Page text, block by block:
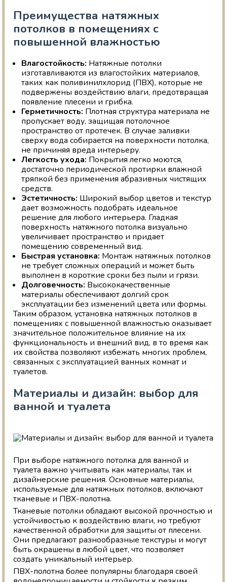
Преимущества натяжных
потолков в помещениях с
повышенной влажностью
Влагостойкость: Натяжные потолки
изготавливаются из влагостойких материалов,
таких как поливинилхлорид (ПВХ), которые не
подвержены воздействию влаги, предотвращая
появление плесени и грибка.
Герметичность: Плотная структура материала не
пропускает воду, защищая потолочное
пространство от протечек. В случае заливки
сверху вода собирается на поверхности потолка,
не причиняя вреда интерьеру.
Легкость ухода: Покрытия легко моются,
достаточно периодической протирки влажной
тряпкой без применения абразивных чистящих
средств.
Эстетичность: Широкий выбор цветов и текстур
дает возможность подобрать идеальное
решение для любого интерьера. Гладкая
поверхность натяжного потолка визуально
увеличивает пространство и придает
помещению современный вид.
Быстрая установка: Монтаж натяжных потолков
не требует сложных операций и может быть
выполнен в короткие сроки без пыли и грязи.
Долговечность: Высококачественные
материалы обеспечивают долгий срок
эксплуатации без изменений цвета или формы.
Таким образом, установка натяжных потолков в
помещениях с повышенной влажностью оказывает
значительное положительное влияние на их
функциональность и внешний вид, в то время как
их свойства позволяют избежать многих проблем,
связанных с эксплуатацией ванных комнат и
туалетов.
Материалы и дизайн: выбор для
ванной и туалета
При выборе натяжного потолка для ванной и
туалета важно учитывать как материалы, так и
дизайнерские решения. Основные материалы,
используемые для натяжных потолков, включают
тканевые и ПВХ-полотна.
Тканевые потолки обладают высокой прочностью и
устойчивостью к воздействию влаги, но требуют
качественной обработки для защиты от плесени.
Они предлагают разнообразные текстуры и могут
быть окрашены в любой цвет, что позволяет
создать уникальный интерьер.
ПВХ-полотна более популярны благодаря своей